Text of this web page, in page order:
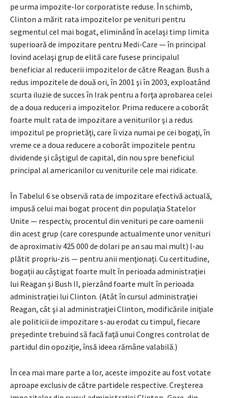
pe urma impozite-lor corporatiste reduse. În schimb,
Clinton a mărit rata impozitelor pe venituri pentru
segmentul cel mai bogat, eliminând în acelaşi timp limita
superioară de impozitare pentru Medi-Care — în principal
lovind acelaşi grup de elită care fusese principalul
beneficiar al reducerii impozitelor de către Reagan. Bush a
redus impozitele de două ori, în 2001 şi în 2003, exploatând
scurta iluzie de succes în Irak pentru a forţa aprobarea celei
de a doua reduceri a impozitelor. Prima reducere a coborât
foarte mult rata de impozitare a veniturilor şi a redus
impozitul pe proprietăţi, care îi viza numai pe cei bogaţi, în
vreme ce a doua reducere a coborât impozitele pentru
dividende şi câştigul de capital, din nou spre beneficiul
principal al americanilor cu veniturile cele mai ridicate.
În Tabelul 6 se observă rata de impozitare efectivă actuală,
impusă celui mai bogat procent din populaţia Statelor
Unite — respectiv, procentul din venituri pe care oamenii
din acest grup (care corespunde actualmente unor venituri
de aproximativ 425 000 de dolari pe an sau mai mult) l-au
plătit propriu-zis — pentru anii menţionaţi. Cu certitudine,
bogaţii au câştigat foarte mult în perioada administraţiei
lui Reagan şi Bush II, pierzând foarte mult în perioada
administraţiei lui Clinton. (Atât în cursul administraţiei
Reagan, cât şi al administraţiei Clinton, modificările iniţiale
ale politicii de impozitare s-au erodat cu timpul, fiecare
preşedinte trebuind să facă faţă unui Congres controlat de
partidul din opoziţie, însă ideea rămâne valabilă.)
În cea mai mare parte a lor, aceste impozite au fost votate
aproape exclusiv de către partidele respective. Creşterea